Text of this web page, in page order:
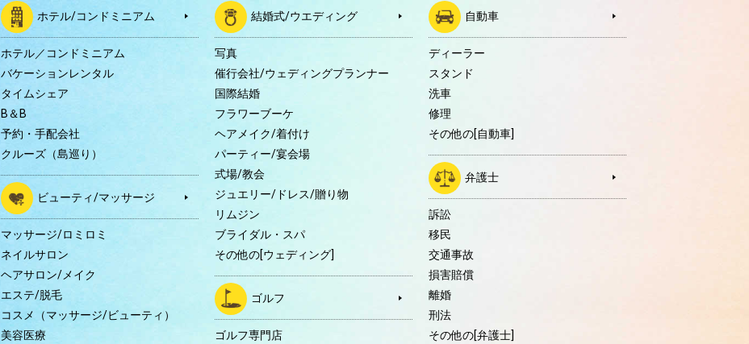
ホテル/コンドミニアム
ホテル／コンドミニアム
バケーションレンタル
タイムシェア
B＆B
予約・手配会社
クルーズ（島巡り）
ビューティ/マッサージ
マッサージ/ロミロミ
ネイルサロン
ヘアサロン/メイク
エステ/脱毛
コスメ（マッサージ/ビューティ）
美容医療
結婚式/ウエディング
写真
催行会社/ウェディングプランナー
国際結婚
フラワーブーケ
ヘアメイク/着付け
パーティー/宴会場
式場/教会
ジュエリー/ドレス/贈り物
リムジン
ブライダル・スパ
その他の[ウェディング]
ゴルフ
ゴルフ専門店
自動車
ディーラー
スタンド
洗車
修理
その他の[自動車]
弁護士
訴訟
移民
交通事故
損害賠償
離婚
刑法
その他の[弁護士]